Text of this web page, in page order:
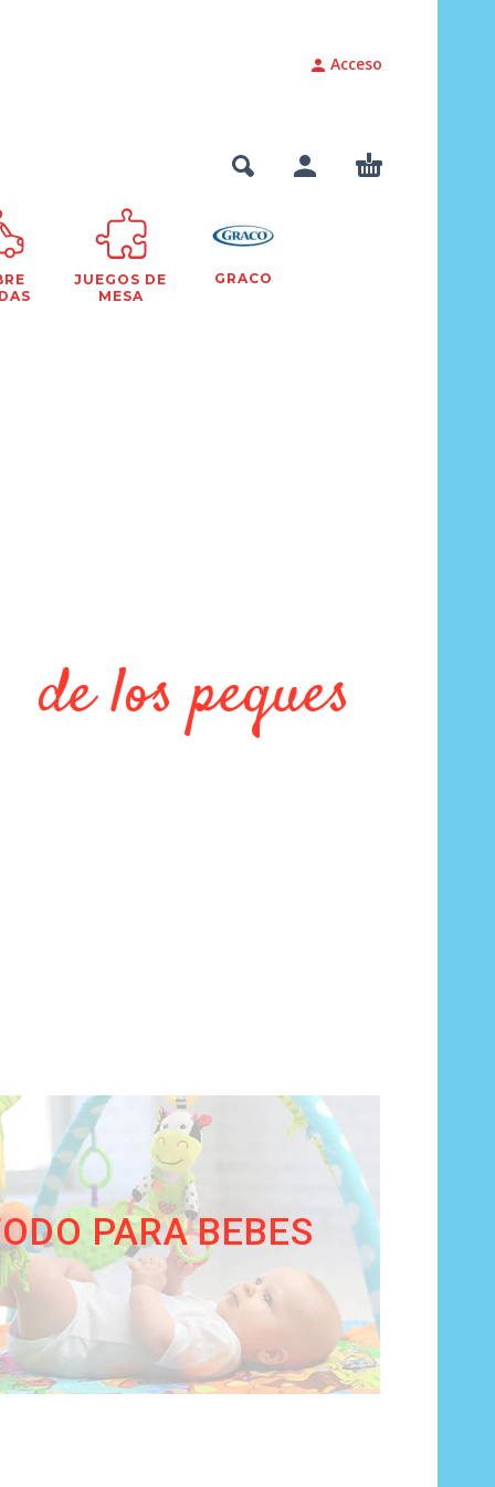
Acceso
JUEGOS DE
MESA
GRACO
de los peques
PARA BEBES